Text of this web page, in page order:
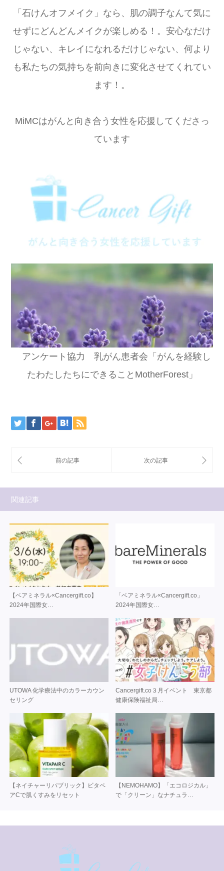
「石けんオフメイク」なら、肌の調子なんて気に
せずにどんどんメイクが楽しめる！。安心なだけ
じゃない、キレイになれるだけじゃない、何より
も私たちの気持ちを前向きに変化させてくれてい
ます！。
MiMCはがんと向き合う女性を応援してくださっ
ています
アンケート協力 乳がん患者会「がんを経験し
たわたしたちにできることMotherForest」
関連記事
【ベアミネラル×Cancergift.co】
2024年国際女…
「ベアミネラル×Cancergift.co」
2024年国際女…
UTOWA 化学療法中のカラーカウン
セリング
Cancergift.co３月イベント 東京都
健康保険福祉局…
【ネイチャーリパブリック】ビタペ
アCで肌くすみをリセット
【NEMOHAMO】「エコロジカル」
で「クリーン」なナチュラ…